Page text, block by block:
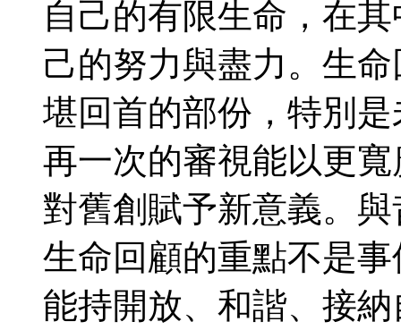
自己的有限生命，在
己的努力與盡力。生
堪回首的部份，特別
再一次的審視能以更
對舊創賦予新意義。
生命回顧的重點不是
能持開放、和諧、接